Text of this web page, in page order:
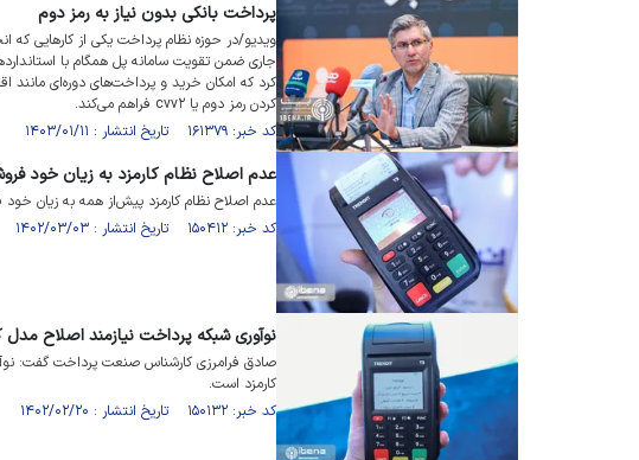
پرداخت بانکی بدون نیاز به رمز دوم
ویدیو/در حوزه نظام پرداخت یکی از کار‌هایی
جاری ضمن تقویت سامانه پل همگام با
کرد که امکان خرید و پرداخت‌های دوره‌ای مانند
کردن رمز دوم یا cvv۲ فراهم می‌کند.
کد خبر: ۱۶۱۳۷۹ تاریخ انتشار : ۱۴۰۳/۰۱/۱۱
عدم اصلاح نظام کارمزد به زیان خود
عدم اصلاح نظام کارمزد پیش‌از همه به زیان
کد خبر: ۱۵۰۴۱۲ تاریخ انتشار : ۱۴۰۲/۰۳/۰۳
نوآوری شبکه پرداخت نیازمند اصلاح مدل
صادق فرامرزی کارشناس صنعت پرداخت گفت:
کارمزد است.
کد خبر: ۱۵۰۱۳۲ تاریخ انتشار : ۱۴۰۲/۰۲/۲۰